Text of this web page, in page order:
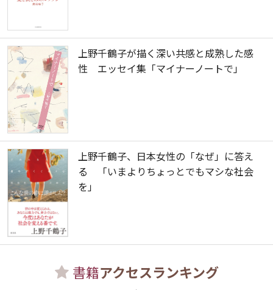
上野千鶴子が描く深い共感と成熟した感
性 エッセイ集「マイナーノートで」
上野千鶴子、日本女性の「なぜ」に答え
る 「いまよりちょっとでもマシな社会
を」
書籍アクセスランキング